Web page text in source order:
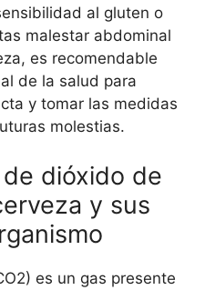
al gluten o
malestar abdominal
es recomendable
de la salud para
y tomar las medidas
molestias.
dióxido de
y sus
es un gas presente